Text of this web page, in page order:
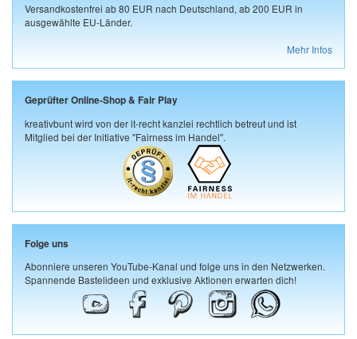
Versandkostenfrei ab 80 EUR nach Deutschland, ab 200 EUR in
ausgewählte EU-Länder.
Mehr Infos
Geprüfter Online-Shop & Fair Play
kreativbunt wird von der it-recht kanzlei rechtlich betreut und ist
Mitglied bei der Initiative "Fairness im Handel".
Folge uns
Abonniere unseren YouTube-Kanal und folge uns in den Netzwerken.
Spannende Bastelideen und exklusive Aktionen erwarten dich!